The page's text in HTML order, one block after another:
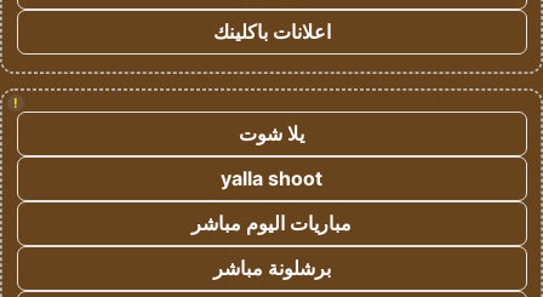
اعلانات باكلينك
!
يلا شوت
yalla shoot
مباريات اليوم مباشر
برشلونة مباشر